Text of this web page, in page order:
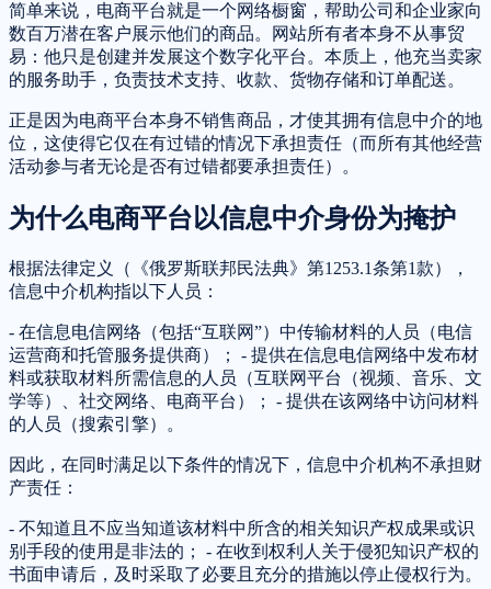
简单来说，电商平台就是一个网络橱窗，帮助公司和企业家向
数百万潜在客户展示他们的商品。网站所有者本身不从事贸
易：他只是创建并发展这个数字化平台。本质上，他充当卖家
的服务助手，负责技术支持、收款、货物存储和订单配送。
正是因为电商平台本身不销售商品，才使其拥有信息中介的地
位，这使得它仅在有过错的情况下承担责任（而所有其他经营
活动参与者无论是否有过错都要承担责任）。
为什么电商平台以信息中介身份为掩护
根据法律定义（《俄罗斯联邦民法典》第1253.1条第1款），
信息中介机构指以下人员：
- 在信息电信网络（包括“互联网”）中传输材料的人员（电信
运营商和托管服务提供商）； - 提供在信息电信网络中发布材
料或获取材料所需信息的人员（互联网平台（视频、音乐、文
学等）、社交网络、电商平台）； - 提供在该网络中访问材料
的人员（搜索引擎）。
因此，在同时满足以下条件的情况下，信息中介机构不承担财
产责任：
- 不知道且不应当知道该材料中所含的相关知识产权成果或识
别手段的使用是非法的； - 在收到权利人关于侵犯知识产权的
书面申请后，及时采取了必要且充分的措施以停止侵权行为。